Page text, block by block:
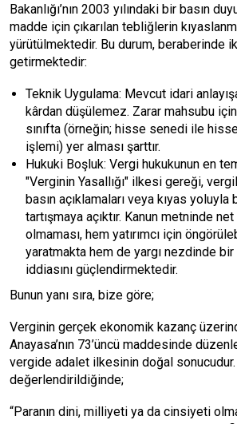
Bakanlığı’nın 2003 yılındaki bir basın
madde için çıkarılan tebliğlerin
yürütülmektedir. Bu durum, beraberinde
getirmektedir:
Teknik Uygulama: Mevcut idari
kârdan düşülemez. Zarar mahsubu için
sınıfta (örneğin; hisse senedi ile
işlemi) yer alması şarttır.
Hukuki Boşluk: Vergi hukukunun en
"Verginin Yasallığı" ilkesi gereği,
basın açıklamaları veya kıyas
tartışmaya açıktır. Kanun metninde
olmaması, hem yatırımcı için
yaratmakta hem de yargı nezdinde
iddiasını güçlendirmektedir.
Bunun yanı sıra, bize göre;
Verginin gerçek ekonomik kazanç
Anayasa’nın 73’üncü maddesinde
vergide adalet ilkesinin doğal sonucudur.
değerlendirildiğinde;
“Paranın dini, milliyeti ya da cinsiyeti